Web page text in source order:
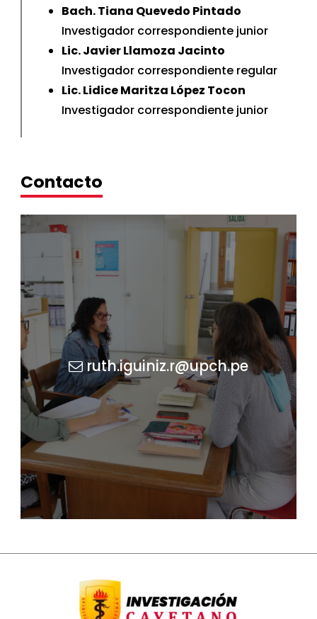
Bach. Tiana Quevedo Pintado
Investigador correspondiente junior
Lic. Javier Llamoza Jacinto
Investigador correspondiente regular
Lic. Lidice Maritza López Tocon
Investigador correspondiente junior
Contacto
ruth.iguiniz.r@upch.pe